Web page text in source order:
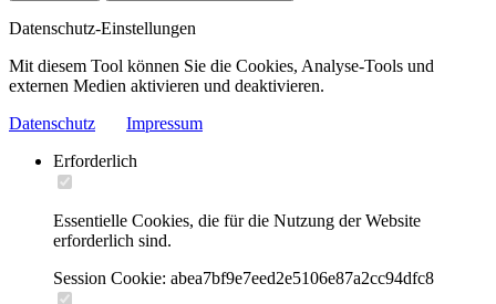
Datenschutz-Einstellungen
Mit diesem Tool können Sie die Cookies, Analyse-Tools und
externen Medien aktivieren und deaktivieren.
Datenschutz
Impressum
Erforderlich
Essentielle Cookies, die für die Nutzung der Website
erforderlich sind.
Session Cookie: abea7bf9e7eed2e5106e87a2cc94dfc8